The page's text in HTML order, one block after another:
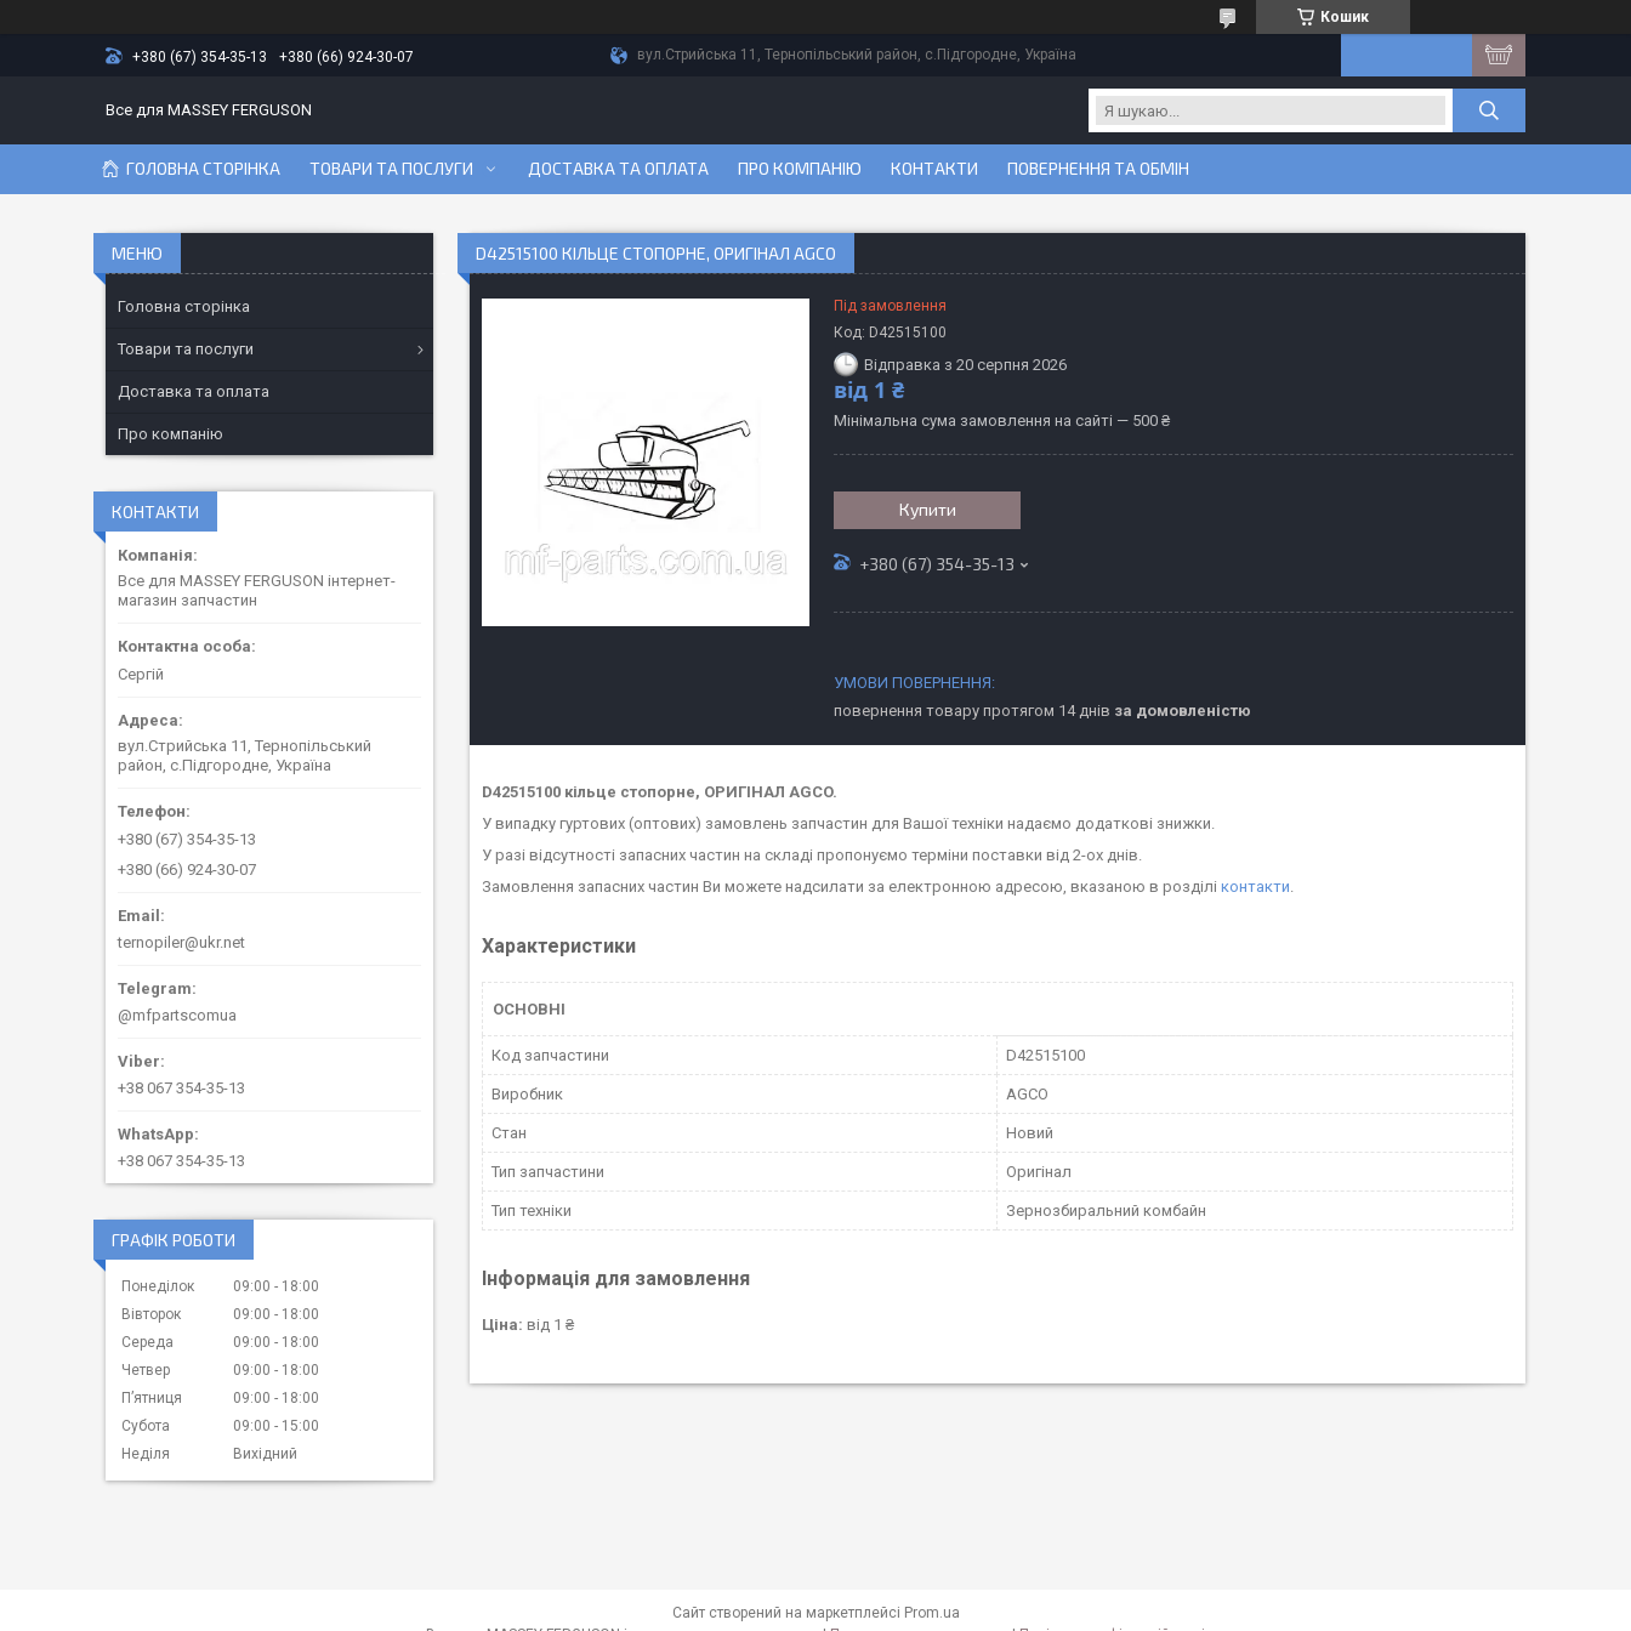
Кошик
+380 (67) 354-35-13 +380 (66) 924-30-07 вул.Стрийська 11, Тернопільський район, с.Підгородне, Україна
Все для MASSEY FERGUSON
ГОЛОВНА СТОРІНКА ТОВАРИ ТА ПОСЛУГИ ДОСТАВКА ТА ОПЛАТА ПРО КОМПАНІЮ КОНТАКТИ ПОВЕРНЕННЯ ТА ОБМІН
D42515100 КІЛЬЦЕ СТОПОРНЕ, ОРИГІНАЛ AGCO
Під замовлення
Код: D42515100
Відправка з 20 серпня 2026
від 1 ₴
Мінімальна сума замовлення на сайті — 500 ₴
Купити
+380 (67) 354-35-13
повернення товару протягом 14 днів за домовленістю
D42515100 кільце стопорне, ОРИГІНАЛ AGCO.
У випадку гуртових (оптових) замовлень запчастин для Вашої техніки надаємо додаткові знижки.
У разі відсутності запасних частин на складі пропонуємо терміни поставки від 2-ох днів.
Замовлення запасних частин Ви можете надсилати за електронною адресою, вказаною в розділі контакти
Характеристики
ОСНОВНІ
Код запчастини D42515100
Виробник AGCO
Стан Новий
Тип запчастини Оригінал
Тип техніки Зернозбиральний комбайн
Інформація для замовлення
Ціна: від 1 ₴
Головна сторінка
Товари та послуги
Доставка та оплата
Про компанію
КОНТАКТИ
Все для MASSEY FERGUSON інтернет-
магазин запчастин
Сергій
вул.Стрийська 11, Тернопільський
район, с.Підгородне, Україна
+380 (67) 354-35-13
+380 (66) 924-30-07
ternopiler@ukr.net
@mfpartscomua
+38 067 354-35-13
+38 067 354-35-13
ГРАФІК РОБОТИ
Понеділок 09:00
18:00
Вівторок
09:00
18:00
Середа
09:00
18:00
Четвер
09:00
18:00
Пʼятниця
09:00
18:00
Субота
09:00
15:00
Неділя
Вихідний
Сайт створений на маркетплейсі Prom.ua